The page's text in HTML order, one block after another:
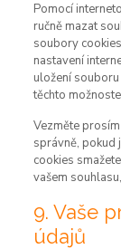
Pomocí
ručně mazat
soubory
nastavení
uložení
těchto
Vezměte
správně, pokud
cookies
vašem
9. Vaše
údajů